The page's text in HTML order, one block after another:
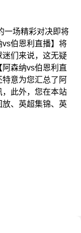
一场精彩对决即将
伯恩利直播】将
们来说，这无疑
森纳vs伯恩利直
意为您汇总了阿
此外，您在本站
、英超集锦、英